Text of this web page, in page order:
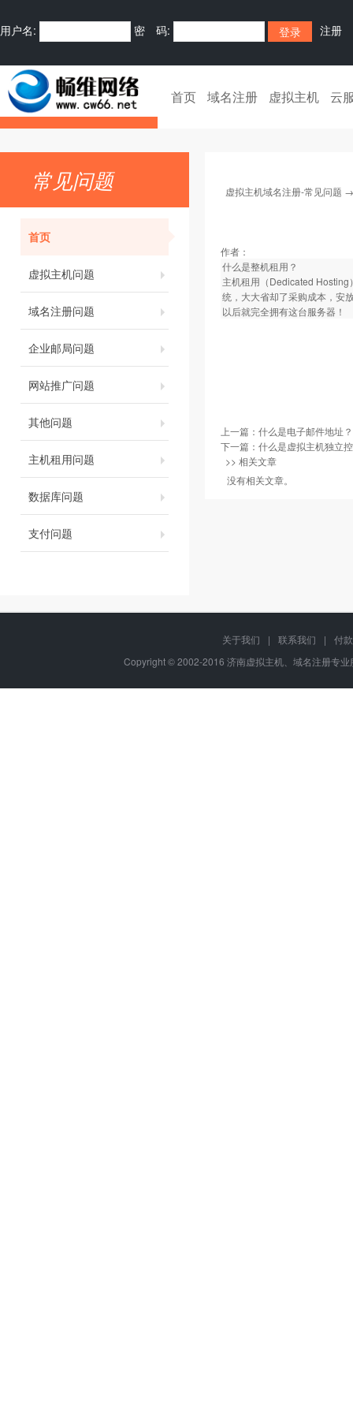
用户名: 密 码: 注册
首页 域名注册 虚拟主机 云
常见问题
首页
虚拟主机问题
域名注册问题
企业邮局问题
网站推广问题
其他问题
主机租用问题
数据库问题
支付问题
虚拟主机域名注册-常见问题
作者：
什么是整机租用？
主机租用（Dedicated Hosting
统，大大省却了采购成本，安
以后就完全拥有这台服务器！
上一篇： 什么是电子邮件地址？
下一篇： 什么是虚拟主机独立
>> 相关文章
没有相关文章。
关于我们 | 联系我们 |
付
Copyright © 2002-2016 济南虚拟主机、域名注册专